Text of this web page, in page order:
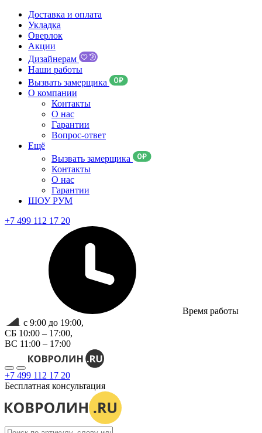
Доставка и оплата
Укладка
Оверлок
Акции
Дизайнерам
Наши работы
Вызвать замерщика
О компании
Контакты
О нас
Гарантии
Вопрос-ответ
Ещё
Вызвать замерщика
Контакты
О нас
Гарантии
ШОУ РУМ
+7 499 112 17 20
Время работы
с 9:00 до 19:00,
СБ 10:00 – 17:00,
ВС 11:00 – 17:00
+7 499 112 17 20
Бесплатная консультация